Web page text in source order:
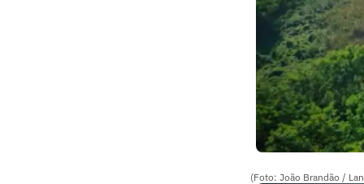
(Foto: João Brandão /